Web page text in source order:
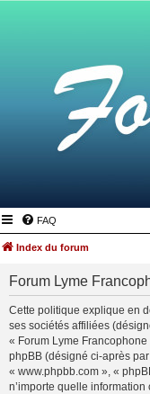
FAQ
Index du forum
Forum Lyme
Cette politique explique en
ses sociétés affiliées
« Forum Lyme
phpBB (désigné ci-après
« www.phpbb.com », «
n’importe quelle